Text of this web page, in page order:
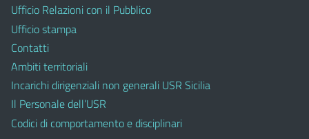
Ufficio Relazioni con il Pubblico
Ufficio stampa
Contatti
Ambiti territoriali
Incarichi dirigenziali non generali USR Sicilia
Il Personale dell’USR
Codici di comportamento e disciplinari